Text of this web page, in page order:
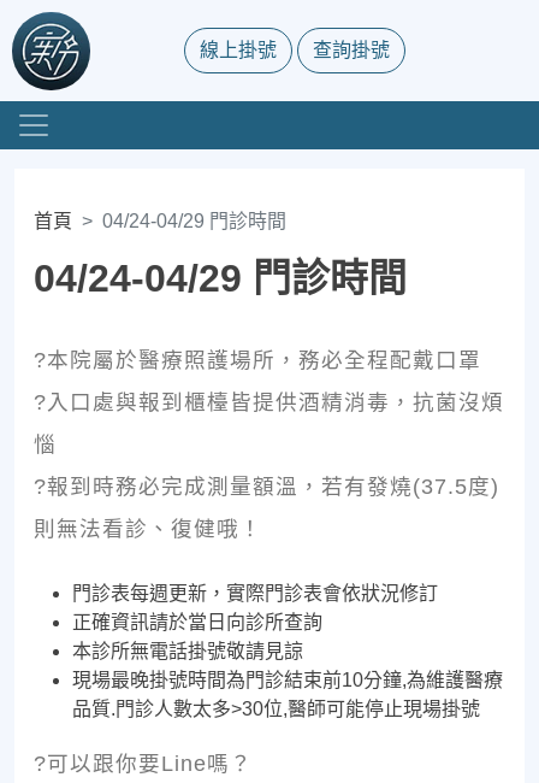
線上掛號 查詢掛號
首頁 04/24-04/29 門診時間
04/24-04/29 門診時間
?本院屬於醫療照護場所，務必全程配戴口罩
?入口處與報到櫃檯皆提供酒精消毒，抗菌沒煩
惱
?報到時務必完成測量額溫，若有發燒(37.5度)
則無法看診、復健哦！
門診表每週更新，實際門診表會依狀況修訂
正確資訊請於當日向診所查詢
本診所無電話掛號敬請見諒
現場最晚掛號時間為門診結束前10分鐘,為維護醫療
品質.門診人數太多>30位,醫師可能停止現場掛號
?可以跟你要Line嗎？